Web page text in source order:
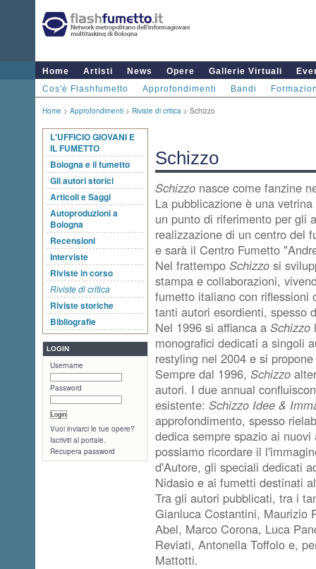
Home Artisti News Opere Gallerie Virtuali
Cos'è Flashfumetto
Approfondimenti Bandi
Home > Approfondimenti > Riviste di critica > Schizzo
L'UFFICIO GIOVANI E
IL FUMETTO
Bologna e il fumetto
Gli autori storici
Articoli e Saggi
Autoproduzioni a
Bologna
Recensioni
Interviste
Riviste in corso
Riviste di critica
Riviste storiche
Bibliografie
LOGIN
Username
Password
Vuoi inviarci le tue opere?
Iscriviti al portale.
Recupera password
Schizzo
Schizzo nasce come fanzine
La pubblicazione è una
un punto di riferimento per gli
realizzazione di un centro del
e sarà il Centro Fumetto
Nel frattempo Schizzo si
stampa e collaborazioni,
fumetto italiano con riflessioni
tanti autori esordienti, spesso
Nel 1996 si affianca a Schizzo
monografici dedicati a singoli
restyling nel 2004 e si
Sempre dal 1996, Schizzo
autori. I due annual
esistente: Schizzo Idee &
approfondimento, spesso
dedica sempre spazio ai
possiamo ricordare il
d'Autore, gli speciali dedicati
Nidasio e ai fumetti destinati
Tra gli autori pubblicati, tra i
Gianluca Costantini, Maurizio
Abel, Marco Corona, Luca
Reviati, Antonella Toffolo e,
Mattotti.